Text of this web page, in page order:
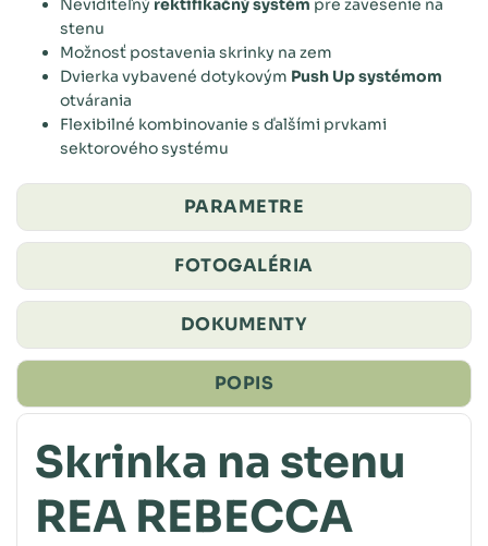
stenu
Možnosť postavenia skrinky na zem
Dvierka vybavené dotykovým Push Up systémom
otvárania
Flexibilné kombinovanie s ďalšími prvkami
sektorového systému
PARAMETRE
FOTOGALÉRIA
DOKUMENTY
POPIS
Skrinka na stenu
REA REBECCA